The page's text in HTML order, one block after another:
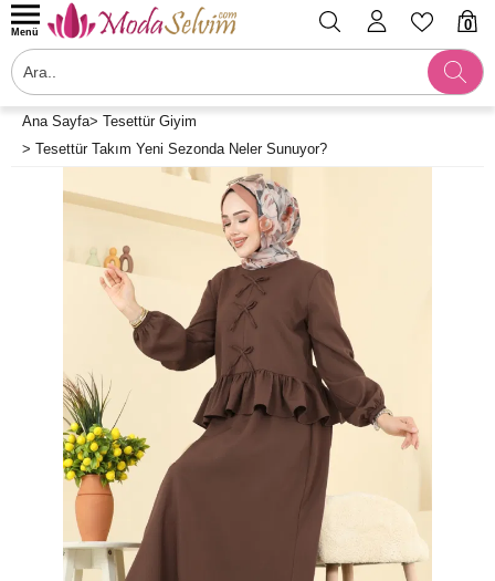
0
Menü
Ana Sayfa> Tesettür Giyim
> Tesettür Takım Yeni Sezonda Neler Sunuyor?